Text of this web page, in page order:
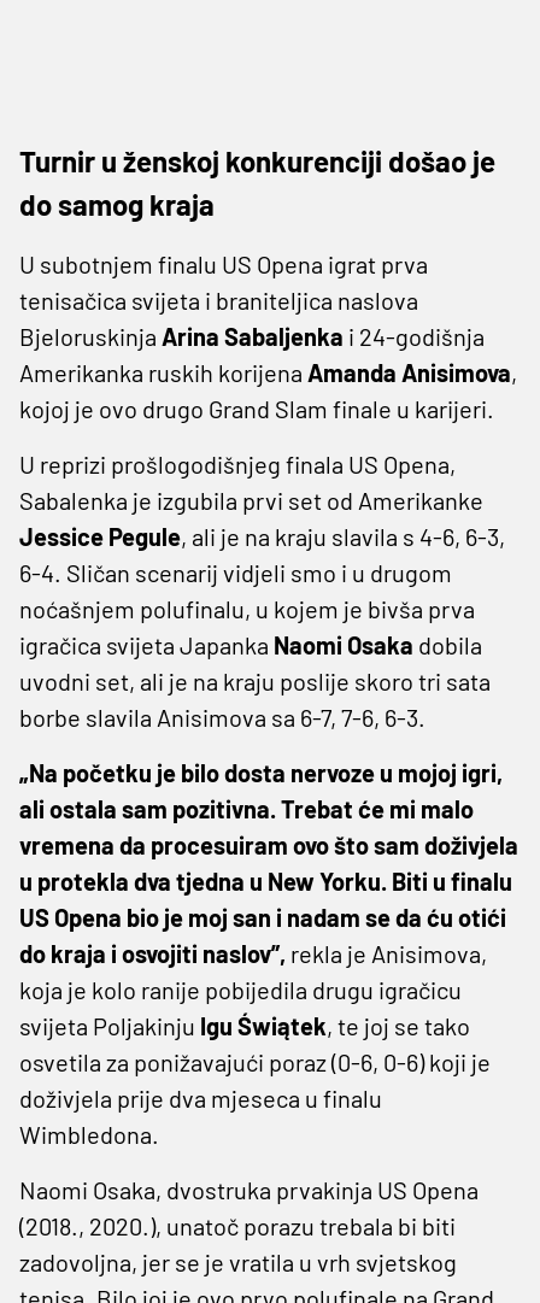
Turnir u ženskoj konkurenciji došao je
do samog kraja
U subotnjem finalu US Opena igrat prva
tenisačica svijeta i braniteljica naslova
Bjeloruskinja Arina Sabaljenka i 24-godišnja
Amerikanka ruskih korijena Amanda Anisimova,
kojoj je ovo drugo Grand Slam finale u karijeri.
U reprizi prošlogodišnjeg finala US Opena,
Sabalenka je izgubila prvi set od Amerikanke
Jessice Pegule, ali je na kraju slavila s 4-6, 6-3,
6-4. Sličan scenarij vidjeli smo i u drugom
noćašnjem polufinalu, u kojem je bivša prva
igračica svijeta Japanka Naomi Osaka dobila
uvodni set, ali je na kraju poslije skoro tri sata
borbe slavila Anisimova sa 6-7, 7-6, 6-3.
„Na početku je bilo dosta nervoze u mojoj igri,
ali ostala sam pozitivna. Trebat će mi malo
vremena da procesuiram ovo što sam doživjela
u protekla dva tjedna u New Yorku. Biti u finalu
US Opena bio je moj san i nadam se da ću otići
do kraja i osvojiti naslov”, rekla je Anisimova,
koja je kolo ranije pobijedila drugu igračicu
svijeta Poljakinju Igu Świątek, te joj se tako
osvetila za ponižavajući poraz (0-6, 0-6) koji je
doživjela prije dva mjeseca u finalu
Wimbledona.
Naomi Osaka, dvostruka prvakinja US Opena
(2018., 2020.), unatoč porazu trebala bi biti
zadovoljna, jer se je vratila u vrh svjetskog